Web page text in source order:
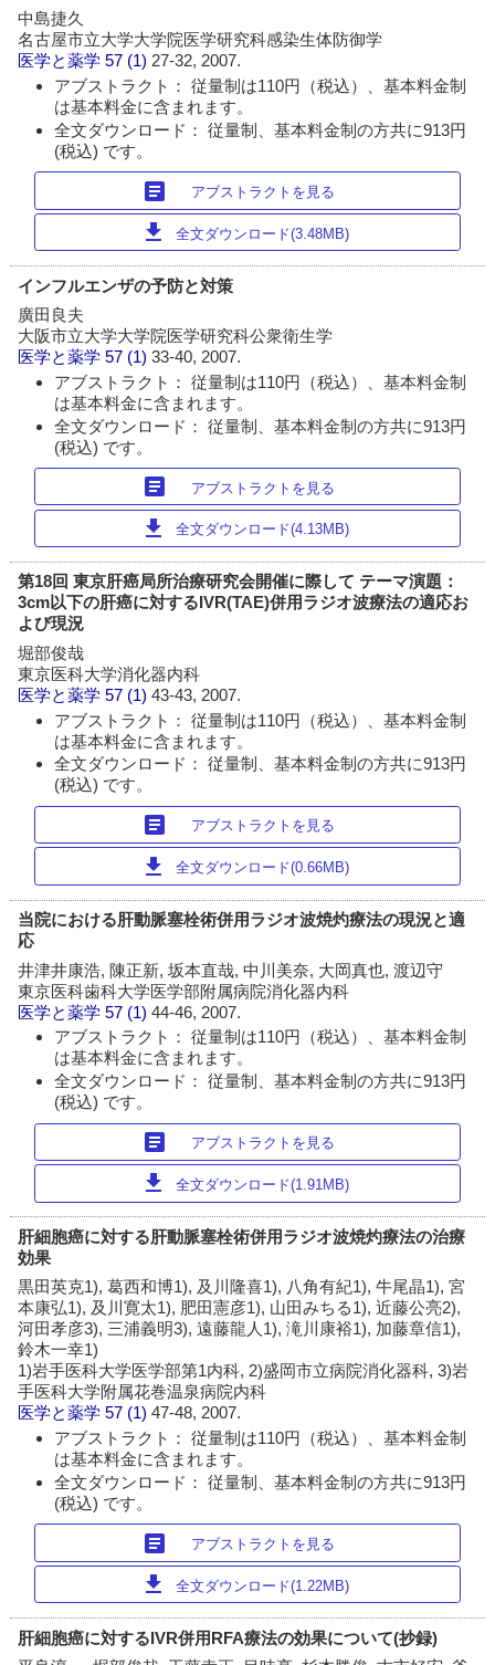
中島捷久
名古屋市立大学大学院医学研究科感染生体防御学
医学と薬学 57 (1) 27-32, 2007.
アブストラクト： 従量制は110円（税込）、基本料金制
は基本料金に含まれます。
全文ダウンロード： 従量制、基本料金制の方共に913円
(税込) です。
article アブストラクトを見る
download 全文ダウンロード(3.48MB)
インフルエンザの予防と対策
廣田良夫
大阪市立大学大学院医学研究科公衆衛生学
医学と薬学 57 (1)33-40, 2007.
アブストラクト： 従量制は110円（税込）、基本料金制
は基本料金に含まれます。
全文ダウンロード： 従量制、基本料金制の方共に913円
(税込) です。
article アブストラクトを見る
download 全文ダウンロード(4.13MB)
第18回 東京肝癌局所治療研究会開催に際して テーマ演題：
3cm以下の肝癌に対するIVR(TAE)併用ラジオ波療法の適応お
よび現況
堀部俊哉
東京医科大学消化器内科
医学と薬学 57 (1)43-43, 2007.
アブストラクト： 従量制は110円（税込）、基本料金制
は基本料金に含まれます。
全文ダウンロード： 従量制、基本料金制の方共に913円
(税込) です。
article アブストラクトを見る
download 全文ダウンロード(0.66MB)
当院における肝動脈塞栓術併用ラジオ波焼灼療法の現況と適
応
井津井康浩, 陳正新, 坂本直哉, 中川美奈, 大岡真也, 渡辺守
東京医科歯科大学医学部附属病院消化器内科
医学と薬学 57 (1)44-46, 2007.
アブストラクト： 従量制は110円（税込）、基本料金制
は基本料金に含まれます。
全文ダウンロード： 従量制、基本料金制の方共に913円
(税込) です。
article アブストラクトを見る
download 全文ダウンロード(1.91MB)
肝細胞癌に対する肝動脈塞栓術併用ラジオ波焼灼療法の治療
効果
黒田英克1), 葛西和博1), 及川隆喜1), 八角有紀1), 牛尾晶1), 宮
本康弘1), 及川寛太1), 肥田憲彦1), 山田みちる1), 近藤公亮2),
河田孝彦3), 三浦義明3), 遠藤龍人1), 滝川康裕1), 加藤章信1),
鈴木一幸1)
1)岩手医科大学医学部第1内科, 2)盛岡市立病院消化器科, 3)岩
手医科大学附属花巻温泉病院内科
医学と薬学 57 (1)47-48, 2007.
アブストラクト： 従量制は110円（税込）、基本料金制
は基本料金に含まれます。
全文ダウンロード： 従量制、基本料金制の方共に913円
(税込) です。
article アブストラクトを見る
download 全文ダウンロード(1.22MB)
肝細胞癌に対するIVR併用RFA療法の効果について(抄録)